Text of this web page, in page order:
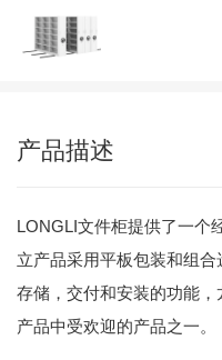
产品描述
LONGLI文件柜提供了一个
立产品采用平板包装和组
存储，交付和安装的功能
产品中受欢迎的产品之一。